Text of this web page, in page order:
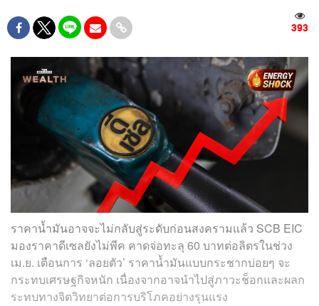
393
ราคาน้ำมันอาจจะไม่กลับสู่ระดับก่อนสงครามแล้ว SCB EIC
มองราคาดีเซลยังไม่พีค คาดจ่อทะลุ 60 บาทต่อลิตรในช่วง
เม.ย. เตือนการ ‘ลอยตัว’ ราคาน้ำมันแบบกระชากบ่อยๆ จะ
กระทบเศรษฐกิจหนัก เนื่องจากอาจนำไปสู่ภาวะช็อกและผลก
ระทบทางจิตวิทยาต่อการบริโภคอย่างรุนแรง